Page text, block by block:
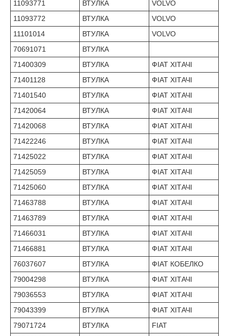
11093771
ВТУЛКА
VOLVO
11093772
ВТУЛКА
VOLVO
11101014
ВТУЛКА
VOLVO
70691071
ВТУЛКА
71400309
ВТУЛКА
ФІАТ ХІТАЧІ
71401128
ВТУЛКА
ФІАТ ХІТАЧІ
71401540
ВТУЛКА
ФІАТ ХІТАЧІ
71420064
ВТУЛКА
ФІАТ ХІТАЧІ
71420068
ВТУЛКА
ФІАТ ХІТАЧІ
71422246
ВТУЛКА
ФІАТ ХІТАЧІ
71425022
ВТУЛКА
ФІАТ ХІТАЧІ
71425059
ВТУЛКА
ФІАТ ХІТАЧІ
71425060
ВТУЛКА
ФІАТ ХІТАЧІ
71463788
ВТУЛКА
ФІАТ ХІТАЧІ
71463789
ВТУЛКА
ФІАТ ХІТАЧІ
71466031
ВТУЛКА
ФІАТ ХІТАЧІ
71466881
ВТУЛКА
ФІАТ ХІТАЧІ
76037607
ВТУЛКА
ФІАТ КОБЕЛКО
79004298
ВТУЛКА
ФІАТ ХІТАЧІ
79036553
ВТУЛКА
ФІАТ ХІТАЧІ
79043399
ВТУЛКА
ФІАТ ХІТАЧІ
79071724
ВТУЛКА
FIAT